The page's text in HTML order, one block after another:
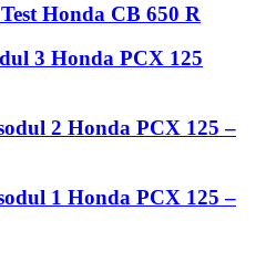
Test Honda CB 650 R
Honda PCX 125
Honda PCX 125 –
Honda PCX 125 –